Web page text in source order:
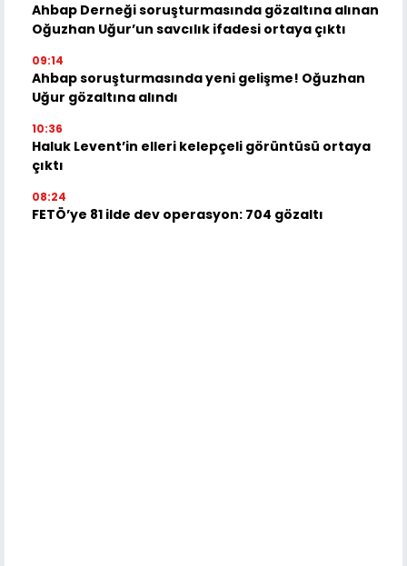
Ahbap Derneği soruşturmasında gözaltına alınan
Oğuzhan Uğur’un savcılık ifadesi ortaya çıktı
09:14
Ahbap soruşturmasında yeni gelişme! Oğuzhan
Uğur gözaltına alındı
10:36
Haluk Levent’in elleri kelepçeli görüntüsü ortaya
çıktı
08:24
FETÖ’ye 81 ilde dev operasyon: 704 gözaltı